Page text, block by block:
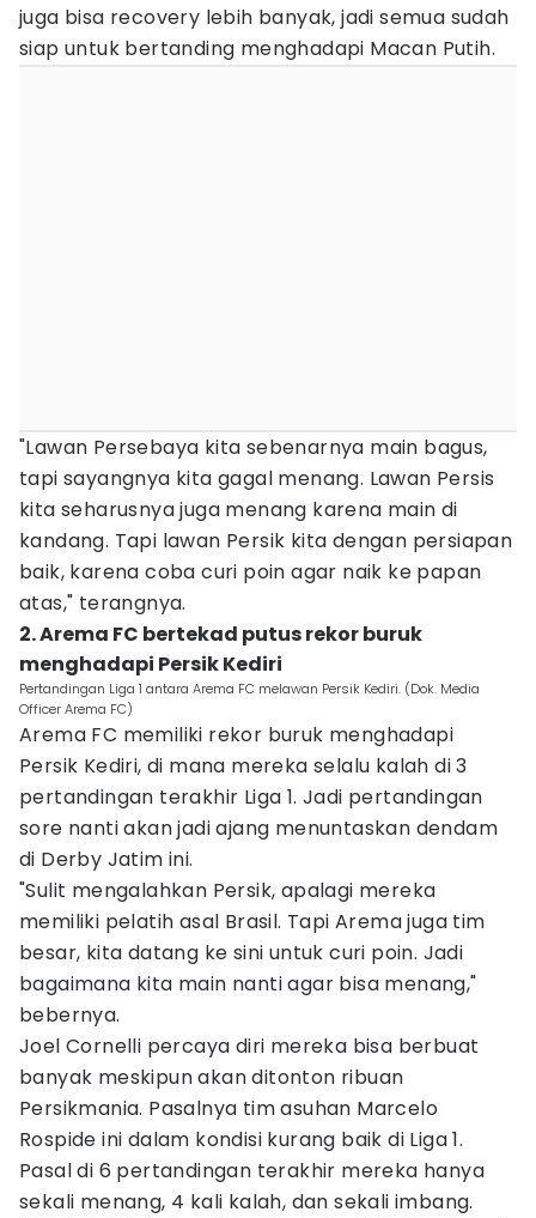
juga bisa recovery lebih banyak, jadi semua sudah
siap untuk bertanding menghadapi Macan Putih.
"Lawan Persebaya kita sebenarnya main bagus,
tapi sayangnya kita gagal menang. Lawan Persis
kita seharusnya juga menang karena main di
kandang. Tapi lawan Persik kita dengan persiapan
baik, karena coba curi poin agar naik ke papan
atas," terangnya.
2. Arema FC bertekad putus rekor buruk
menghadapi Persik Kediri
Pertandingan Liga 1 antara Arema FC melawan Persik Kediri. (Dok. Media
Officer Arema FC)
Arema FC memiliki rekor buruk menghadapi
Persik Kediri, di mana mereka selalu kalah di 3
pertandingan terakhir Liga 1. Jadi pertandingan
sore nanti akan jadi ajang menuntaskan dendam
di Derby Jatim ini.
"Sulit mengalahkan Persik, apalagi mereka
memiliki pelatih asal Brasil. Tapi Arema juga tim
besar, kita datang ke sini untuk curi poin. Jadi
bagaimana kita main nanti agar bisa menang,"
bebernya.
Joel Cornelli percaya diri mereka bisa berbuat
banyak meskipun akan ditonton ribuan
Persikmania. Pasalnya tim asuhan Marcelo
Rospide ini dalam kondisi kurang baik di Liga 1.
Pasal di 6 pertandingan terakhir mereka hanya
sekali menang, 4 kali kalah, dan sekali imbang.